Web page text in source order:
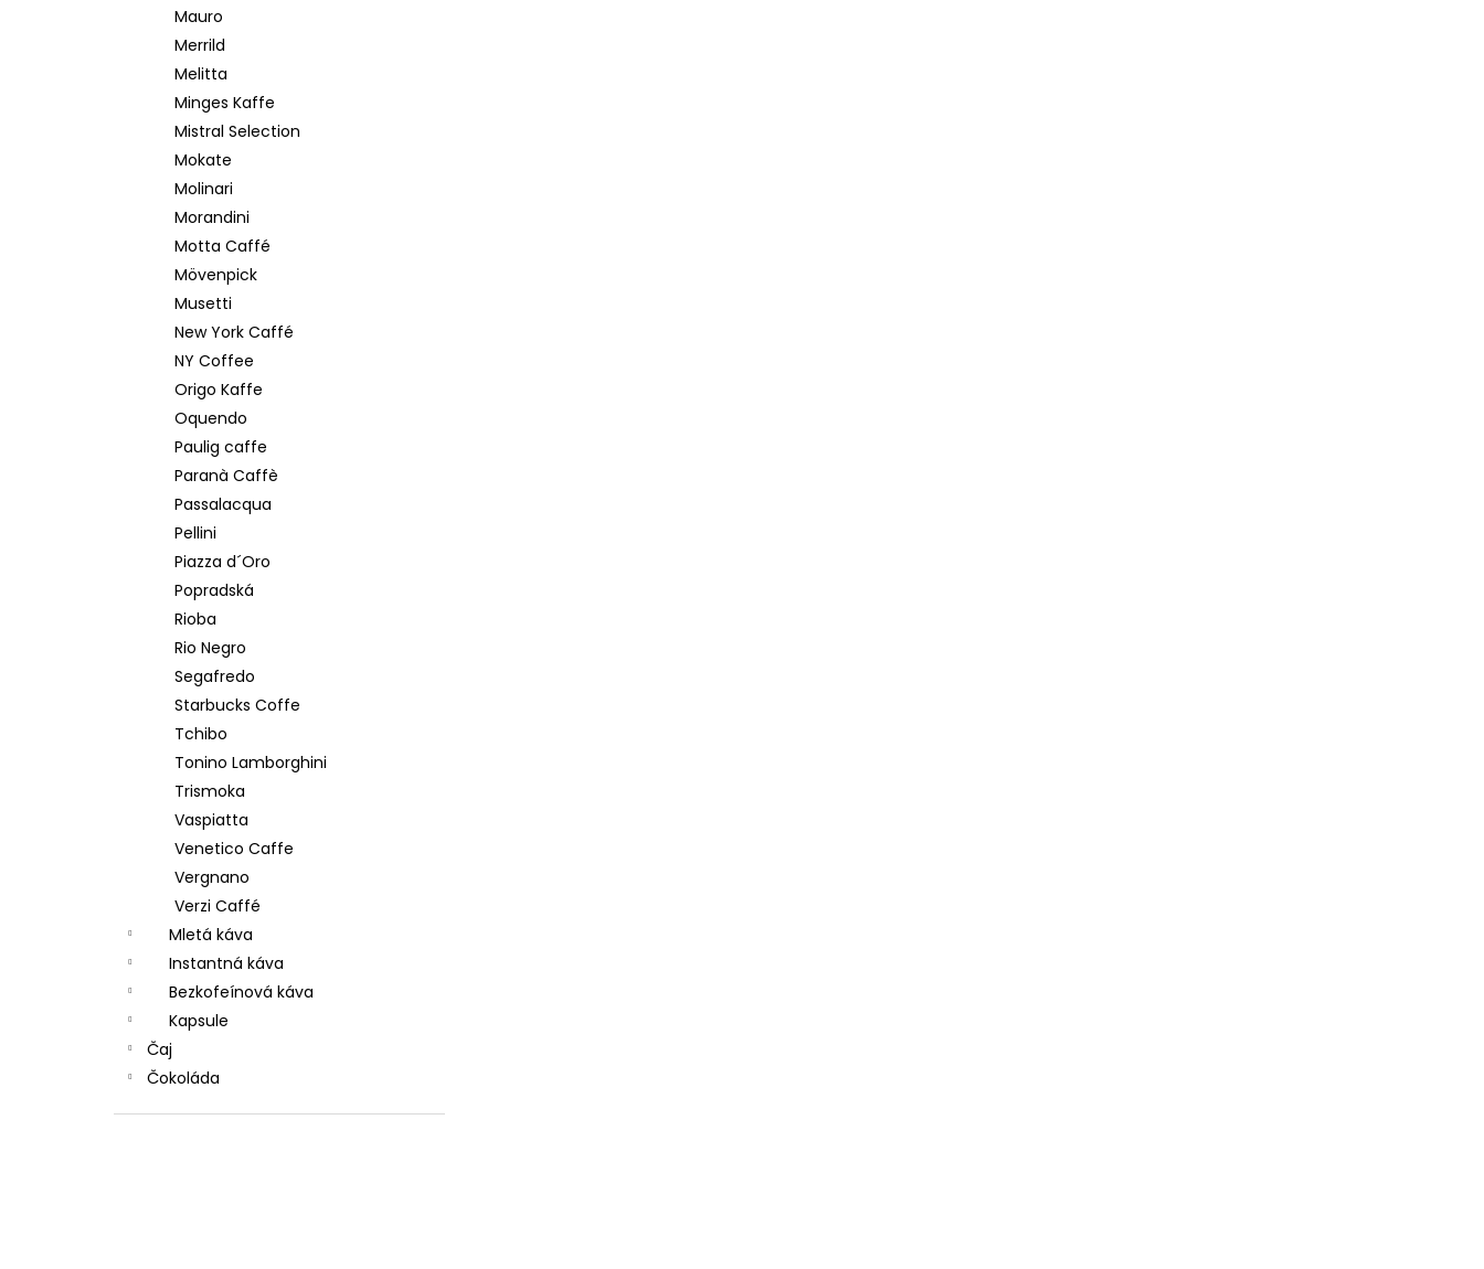
Mauro
Merrild
Melitta
Minges Kaffe
Mistral Selection
Mokate
Molinari
Morandini
Motta Caffé
Mövenpick
Musetti
New York Caffé
NY Coffee
Origo Kaffe
Oquendo
Paulig caffe
Paranà Caffè
Passalacqua
Pellini
Piazza d´Oro
Popradská
Rioba
Rio Negro
Segafredo
Starbucks Coffe
Tchibo
Tonino Lamborghini
Trismoka
Vaspiatta
Venetico Caffe
Vergnano
Verzi Caffé
Mletá káva
Instantná káva
Bezkofeínová káva
Kapsule
Čaj
Čokoláda